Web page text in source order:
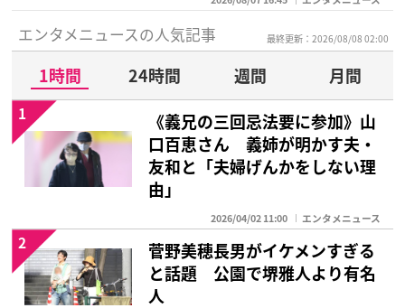
エンタメニュースの人気記事 最終更新：2026/08/08 02:00
1時間 24時間 週間
月間
《義兄の三回忌法要に参加》山
口百恵さん 義姉が明かす夫・
友和と「夫婦げんかをしない理
由」
2026/04/02 11:00 エンタメニュース
1
菅野美穂長男がイケメンすぎる
と話題 公園で堺雅人より有名
人
2